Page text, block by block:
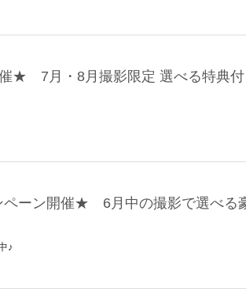
★ 7月・8月撮影限定 選べる特典付
ーン開催★ 6月中の撮影で選べる
♪